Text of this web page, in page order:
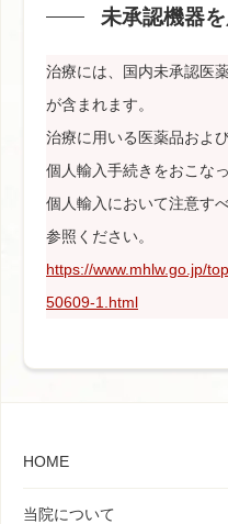
未承認機器
治療には、国内未承認医
が含まれます。
治療に用いる医薬品およ
個人輸入手続きをおこな
個人輸入において注意す
参照ください。
https://www.mhlw.go.jp/
50609-1.html
HOME
当院について